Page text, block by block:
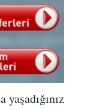
yaşadığınız